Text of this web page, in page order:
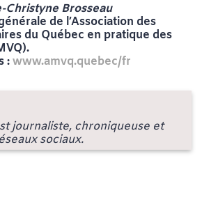
Christyne Brosseau
de l’Association des
du Québec en pratique des
:www.amvq.quebec/fr
journaliste, chroniqueuse et
sociaux.